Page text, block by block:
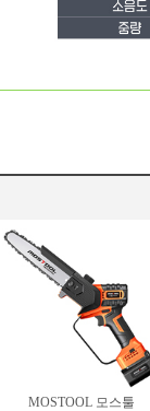
MOSTOOL 모스툴